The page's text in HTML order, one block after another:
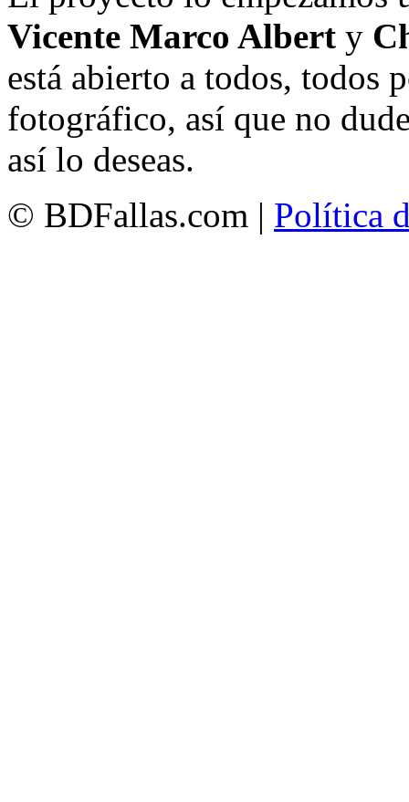
Vicente Marco Albert y
está abierto a todos, todos
fotográfico, así que no
así lo deseas.
© BDFallas.com | Política